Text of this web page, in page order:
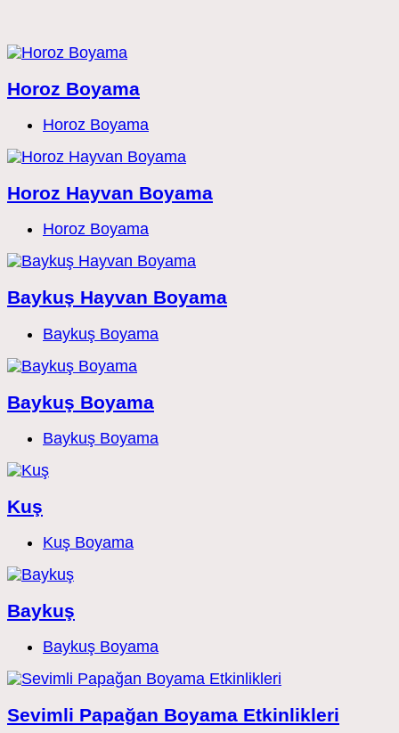
Horoz Boyama
Post
Horoz Boyama
Horoz Hayvan Boyama
Post
Horoz Boyama
Baykuş Hayvan Boyama
Post
category:
Baykuş Boyama
Baykuş Boyama
Post
category:
Baykuş Boyama
Kuş
Post
category:
Kuş Boyama
Baykuş
Post
category:
Baykuş Boyama
Sevimli Papağan Boyama Etkinlikleri